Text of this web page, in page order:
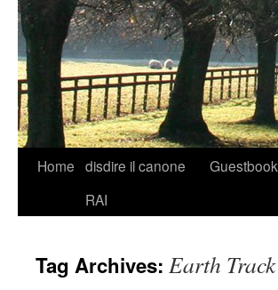
Skip
Home disdire il canone
RAI
Guestbook
Tag Archives: Earth Track